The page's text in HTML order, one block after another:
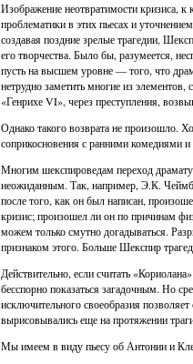
Изображение неотвратимости кризиса,
проблематики в этих пьесах и
создавая поздние зрелые трагедии,
его творчества. Было бы, разумеется,
пусть на высшем уровне — того, что
нетрудно заметить многие из
«Генрихе VI», через преступления,
Однако такого возврата не произошло.
соприкосновения с ранними комедиями
Многим шекспироведам переход
неожиданным. Так, например, Э.К.
после того, как он был написан,
кризис; произошел ли он по причинам
можем только смутно догадываться.
признаком этого. Больше Шекспир
Действительно, если считать
бесспорно показаться загадочным. Но
исключительного своеобразия
вырисовывались еще на протяжении
Мы имеем в виду пьесу об Антонии и